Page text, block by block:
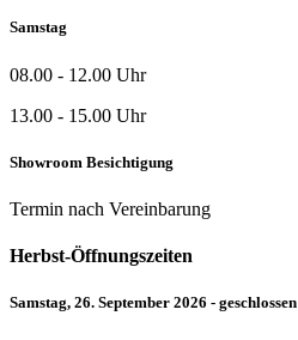
Samstag
08.00 - 12.00 Uhr
13.00 - 15.00 Uhr
Showroom Besichtigung
Termin nach Vereinbarung
Herbst-Öffnungszeiten
Samstag, 26. September 2026 - geschlossen